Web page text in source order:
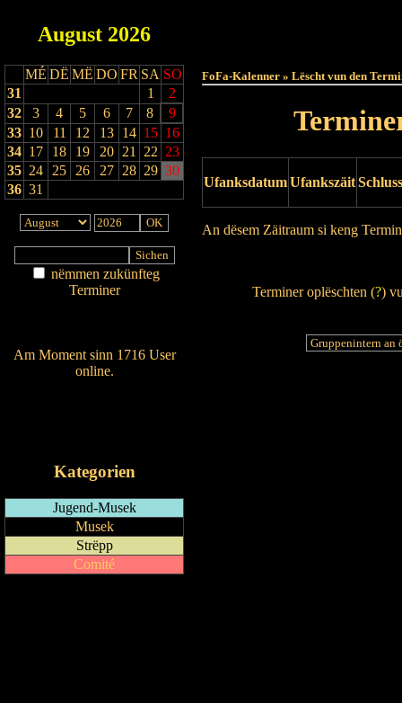
August 2026
MÉ DË MË DO FR SA SO
31
1
2
32
3 4 5 6 7 8
9
33 10 11 12 13 14 15 16
34 17 18 19 20 21 22 23
35 24 25 26 27 28 29 30
36 31
nëmmen zukünfteg
Terminer
Am Moment sinn 1716 User
online.
Kategorien
Jugend-Musek
Musek
Strëpp
Comité
FoFa-Kalenner » Lëscht vun den
UfanksdatumUfankszäit
An dësem Zäitraum si keng
Terminer oplëschten (?)